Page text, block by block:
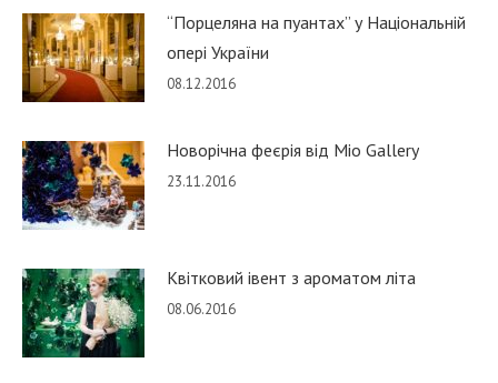
“Порцеляна на пуантах” у Національній
опері України
08.12.2016
Новорічна феєрія від Mio Gallery
23.11.2016
Квітковий івент з ароматом літа
08.06.2016